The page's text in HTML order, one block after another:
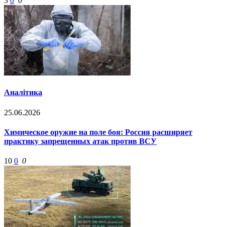
Аналітика
25.06.2026
Химическое оружие на поле боя: Россия расширяет
практику запрещенных атак против ВСУ
10 0 0